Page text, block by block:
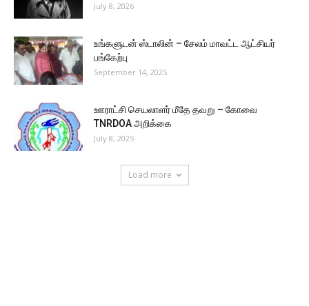
July 8, 2026
உங்களுடன் ஸ்டாலின் – சேலம் மாவட்ட ஆட்சியர்
பங்கேற்பு
September 14, 2025
ஊராட்சி செயலாளர் மீதே தவறு – கோவை
TNRDOA அறிக்கை
July 8, 2025
Load more